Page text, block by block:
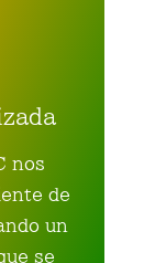
nos
de
un
se